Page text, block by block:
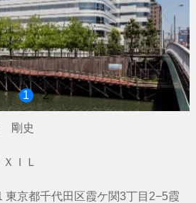
1 2
剛史
ＩＬ
東京都千代田区霞ケ関3丁目2−5霞